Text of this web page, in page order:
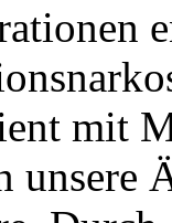
mit
unsere